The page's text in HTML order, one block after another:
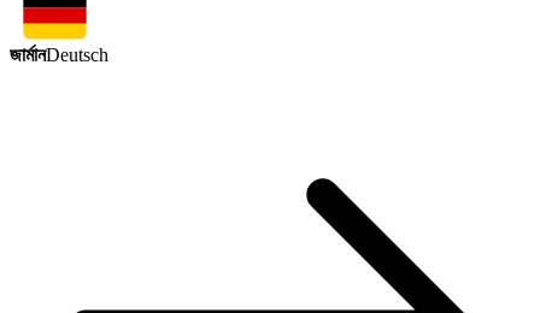
জার্মানDeutsch